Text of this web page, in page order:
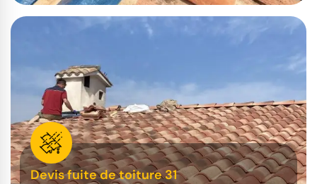
Devis fuite de toiture 31